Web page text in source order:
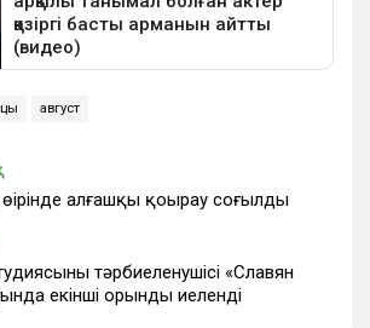
август
өңірінде алғашқы қоңырау соғылды
тәрбиеленушісі «Славян
екінші орынды иеленді